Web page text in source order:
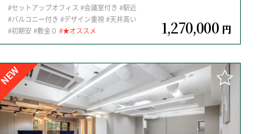
#セットアップオフィス #会議室付き #駅近
#バルコニー付き #デザイン重視#天井高い
#初期安 #敷金０ #★オススメ 1,270,000 円